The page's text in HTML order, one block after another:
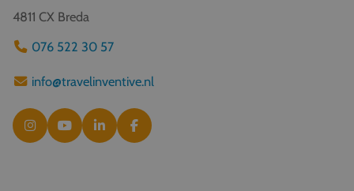
4811 CX Breda
076 522 30 57
info@travelinventive.nl